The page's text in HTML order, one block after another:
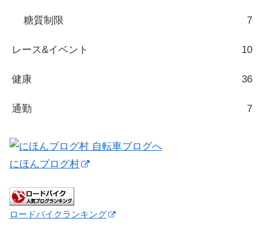
糖質制限 7
レース&イベント 10
健康 36
通勤 7
にほんブログ村
ロードバイクランキング